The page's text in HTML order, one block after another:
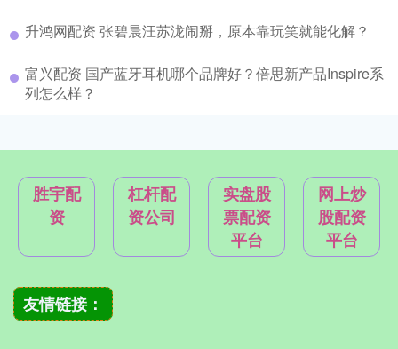
升鸿网配资 张碧晨汪苏泷闹掰，原本靠玩笑就能化解？
富兴配资 国产蓝牙耳机哪个品牌好？倍思新产品Inspire系
列怎么样？
胜宇配
资
杠杆配
资公司
实盘股
票配资
平台
网上炒
股配资
平台
友情链接：